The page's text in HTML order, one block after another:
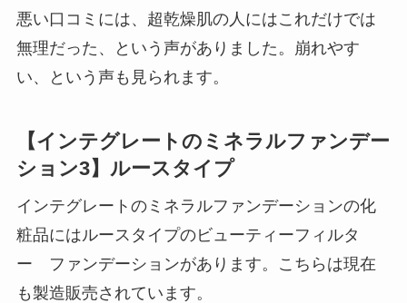
悪い口コミには、超乾燥肌の人にはこれだけでは
無理だった、という声がありました。崩れやす
い、という声も見られます。
【インテグレートのミネラルファンデー
ション3】ルースタイプ
インテグレートのミネラルファンデーションの化
粧品にはルースタイプのビューティーフィルタ
ー ファンデーションがあります。こちらは現在
も製造販売されています。